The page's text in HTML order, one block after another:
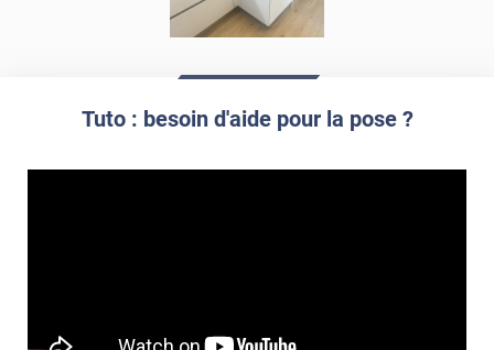
Tuto : besoin d'aide pour la pose ?